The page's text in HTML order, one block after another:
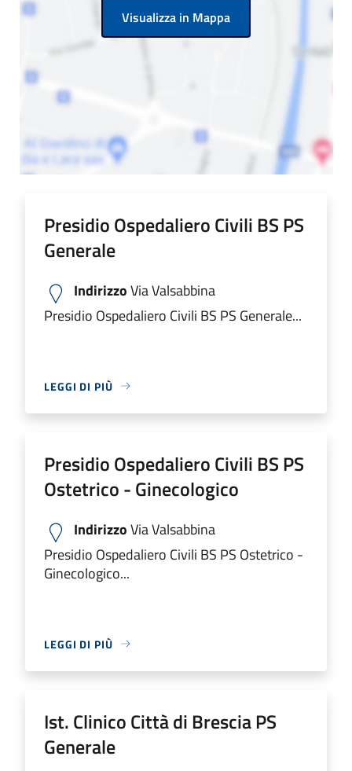
Visualizza in Mappa
Presidio Ospedaliero Civili BS PS
Generale
IndirizzoVia Valsabbina
Presidio Ospedaliero Civili BS PS Generale...
LEGGI DI PIÙ
Presidio Ospedaliero Civili BS PS
Ostetrico - Ginecologico
IndirizzoVia Valsabbina
Presidio Ospedaliero Civili BS PS Ostetrico -
Ginecologico...
LEGGI DI PIÙ
Ist. Clinico Città di Brescia PS
Generale